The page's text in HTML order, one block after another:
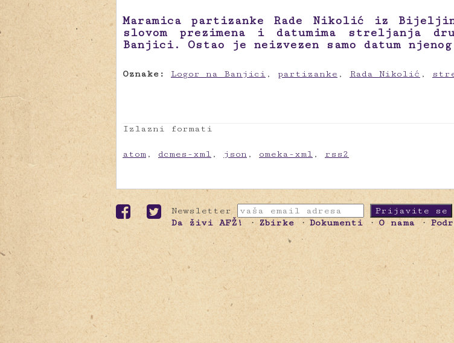
Maramica partizanke Rade Nikolić iz
slovom prezimena i datumima streljanja
Banjici. Ostao je neizvezen samo datum
Oznake: Logor na Banjici , partizanke , Rada Nikolić ,
Izlazni formati
atom , dcmes-xml , json , omeka-xml , rss2
Newsletter
Da živi AFŽ!
Zbirke Dokumenti O nama